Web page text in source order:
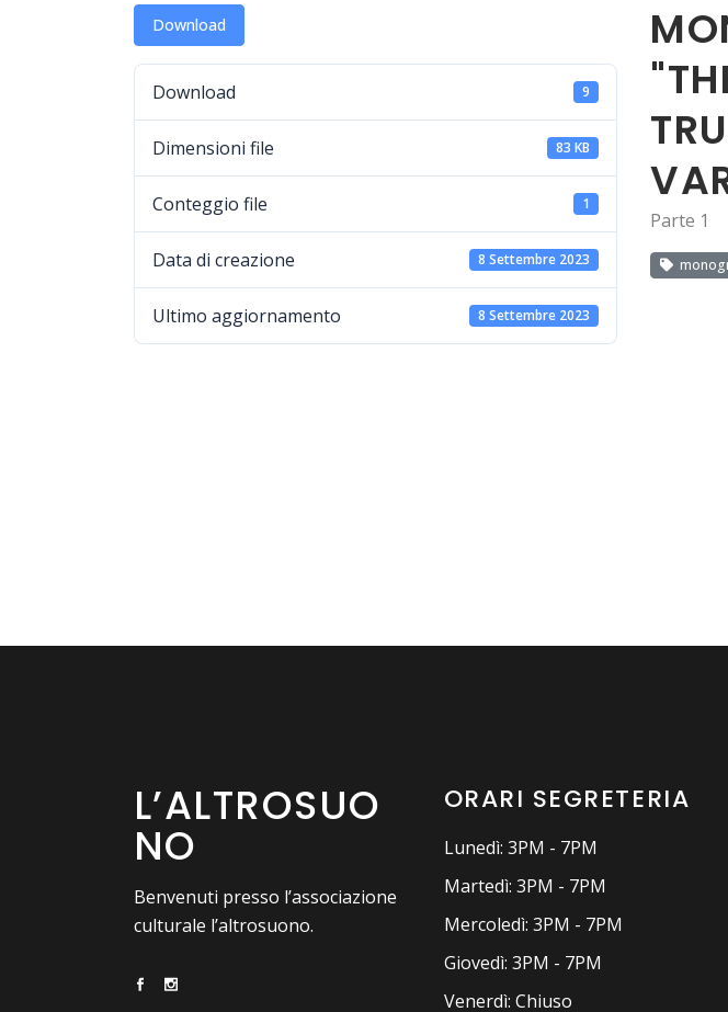
Download
Download 9
Dimensioni file 83 KB
Conteggio file 1
Data di creazione 8 Settembre 2023
Ultimo aggiornamento 8 Settembre 2023
Parte 1
L’ALTROSUO
NO
Benvenuti presso l’associazione
culturale l’altrosuono.
ORARI SEGRETERIA
Lunedì: 3PM - 7PM
Martedì: 3PM - 7PM
Mercoledì: 3PM - 7PM
Giovedì: 3PM - 7PM
Venerdì: Chiuso